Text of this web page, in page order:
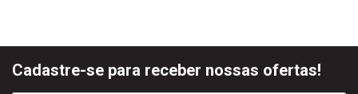
Cadastre-se para receber nossas ofertas!